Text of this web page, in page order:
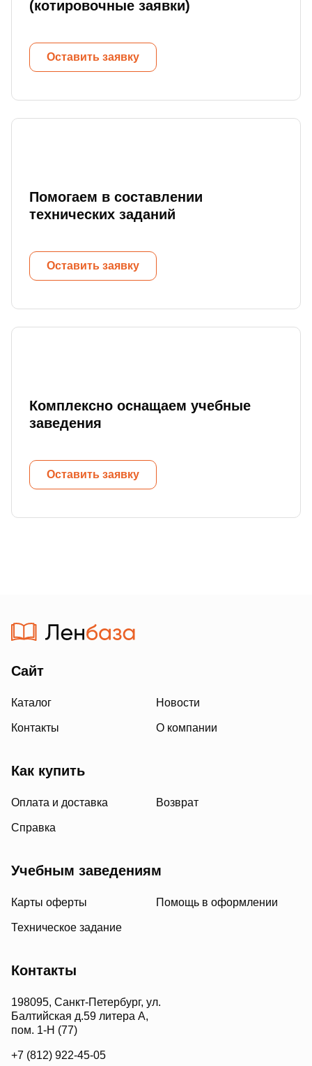
(котировочные заявки)
Оставить заявку
Помогаем в составлении
технических заданий
Оставить заявку
Комплексно оснащаем учебные
заведения
Оставить заявку
Сайт
Каталог Новости
Контакты О компании
Как купить
Оплата и доставка Возврат
Справка
Учебным заведениям
Карты оферты Помощь в оформлении
Техническое задание
Контакты
198095, Санкт-Петербург, ул.
Балтийская д.59 литера А,
пом. 1-Н (77)
+7 (812) 922-45-05